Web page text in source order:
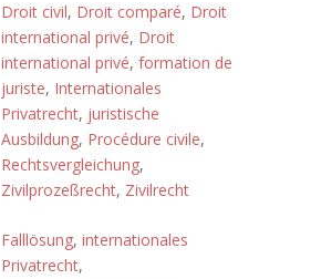
Droit civil, Droit comparé, Droit
international privé, Droit
international privé, formation de
juriste, Internationales
Privatrecht, juristische
Ausbildung, Procédure civile,
Rechtsvergleichung,
Zivilprozeßrecht, Zivilrecht
Falllösung, internationales
Privatrecht,